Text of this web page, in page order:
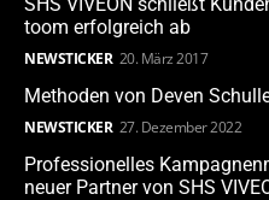
toom erfolgreich ab
NEWSTICKER 20. März 2017
Methoden von Deven
NEWSTICKER 27. Dezember 2022
Professionelles
neuer Partner von SHS